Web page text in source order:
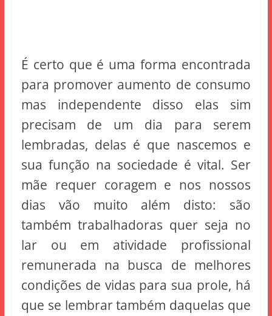
É certo que é uma forma encontrada
para promover aumento de consumo
mas independente disso elas sim
precisam de um dia para serem
lembradas, delas é que nascemos e
sua função na sociedade é vital. Ser
mãe requer coragem e nos nossos
dias vão muito além disto: são
também trabalhadoras quer seja no
lar ou em atividade profissional
remunerada na busca de melhores
condições de vidas para sua prole, há
que se lembrar também daquelas que